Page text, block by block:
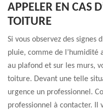
APPELER EN CAS
TOITURE
Si vous observez des signes
pluie, comme de l’humidité
au plafond et sur les murs,
toiture. Devant une telle
urgence un professionnel.
professionnel à contacter. Il